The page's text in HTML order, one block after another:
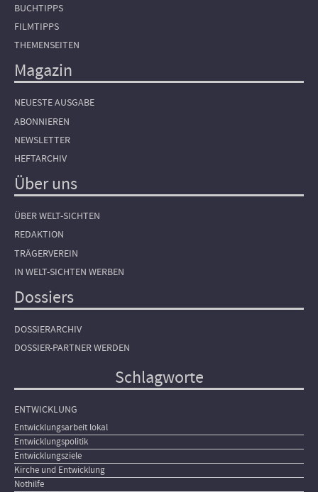
BUCHTIPPS
FILMTIPPS
THEMENSEITEN
Magazin
NEUESTE AUSGABE
ABONNIEREN
NEWSLETTER
HEFTARCHIV
Über uns
ÜBER WELT-SICHTEN
REDAKTION
TRÄGERVEREIN
IN WELT-SICHTEN WERBEN
Dossiers
DOSSIERARCHIV
DOSSIER-PARTNER WERDEN
Schlagworte
ENTWICKLUNG
Entwicklungsarbeit lokal
Entwicklungspolitik
Entwicklungsziele
Kirche und Entwicklung
Nothilfe